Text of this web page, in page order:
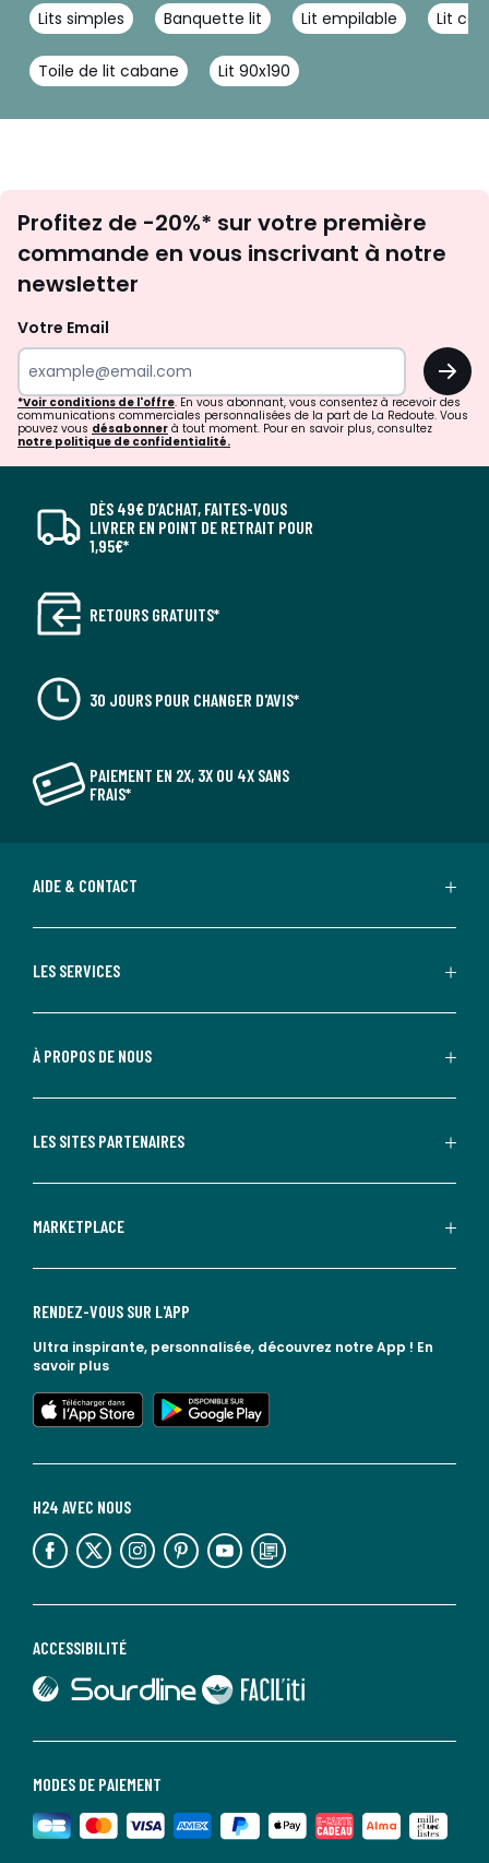
Lits simples Banquette lit Lit empilable Lit
Toile de lit cabane Lit 90x190
newsletter
Profitez de -20%* sur votre première
commande en vous inscrivant à notre
newsletter
Votre Email
OK
*Voir conditions de l'offre. En vous abonnant, vous consentez à recevoir des
communications commerciales personnalisées de la part de La Redoute. Vous
pouvez vous désabonner à tout moment. Pour en savoir plus, consultez
notre politique de confidentialité.
DÈS 49€ D’ACHAT, FAITES-VOUS
LIVRER EN POINT DE RETRAIT POUR
1,95€*
RETOURS GRATUITS*
30 JOURS POUR CHANGER D'AVIS*
PAIEMENT EN 2X, 3X OU 4X SANS
FRAIS*
AIDE & CONTACT
LES SERVICES
À PROPOS DE NOUS
LES SITES PARTENAIRES
MARKETPLACE
MODES DE PAIEMENT
ACCESSIBILITÉ
lien vers Sourdline
lien vers Faciliti
H24 AVEC NOUS
lien vers l'espace réseaux sociaux lien vers l'espace réseaux sociaux lien vers l'espace réseaux sociaux lien vers l'espace réseaux sociaux lien vers l'espace réseaux sociaux lien vers le blog la redoute
RENDEZ-VOUS SUR L'APP
Ultra inspirante, personnalisée, découvrez notre App ! En
savoir plus
lien vers l'app store
lien vers google play